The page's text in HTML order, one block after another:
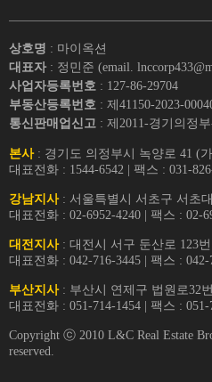
상호명 : 마이옥션
대표자 : 정민준 (email.
사업자등록번호 : 127-86-29704
부동산등록번호 : 제41150-2023-
통신판매업신고 : 제2011-경기의정
본사: 경기도 의정부시 녹양로 41 (
대표전화 : 1544-6542 | 팩스 : 031-
강남지사: 서울특별시 서초구 서초
대표전화 : 02-6952-4240 | 팩스 : 02-
대전지사: 대전시 서구 둔산로 123번
대표전화 : 042-716-3445 | 팩스 : 042-
부산지사: 부산시 연제구 법원로32
대표전화 : 051-714-1454 | 팩스 : 051-
Copyright ⓒ 2010 L&C Real Estate
reserved.